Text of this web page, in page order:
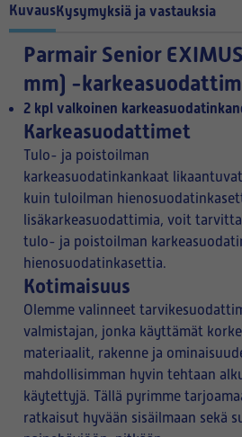
KuvausKysymyksiä ja vastauksia
Parmair Senior
mm) -
2 kpl valkoinen
Karkeasuodattimet
Tulo- ja poistoilman
karkeasuodatinkankaat
kuin tuloilman
lisäkarkeasuodattimia, voit
tulo- ja poistoilman
hienosuodatinkasettia.
Kotimaisuus
Olemme valinneet
valmistajan, jonka käyttämät
materiaalit, rakenne ja
mahdollisimman hyvin tehtaan
käytettyjä. Tällä pyrimme
ratkaisut hyvään sisäilmaan sekä